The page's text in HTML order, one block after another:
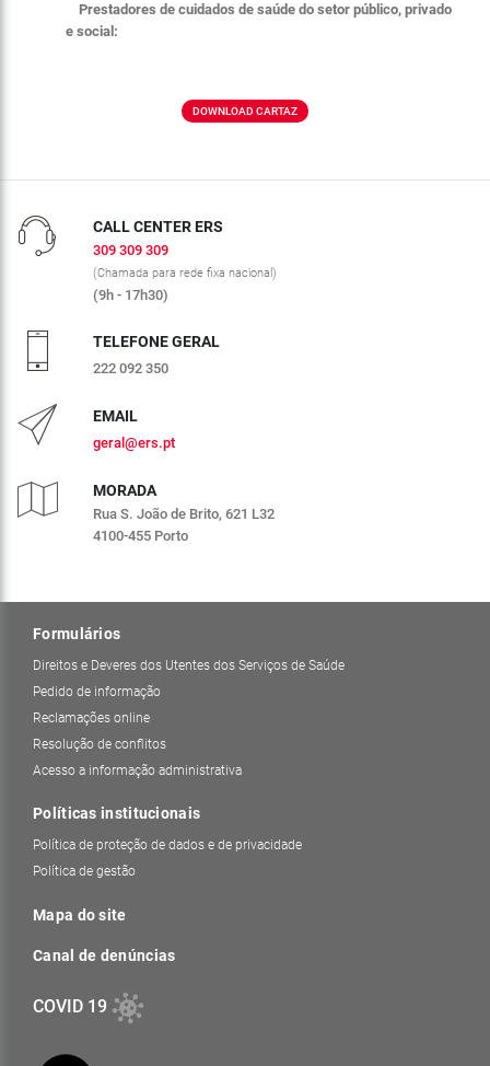
Prestadores de cuidados de saúde do setor público, privado
e social:
DOWNLOAD CARTAZ
CALL CENTER ERS
309 309 309
(Chamada para rede fixa nacional)
(9h - 17h30)
TELEFONE GERAL
222 092 350
EMAIL
geral@ers.pt
MORADA
Rua S. João de Brito, 621 L32
4100-455 Porto
Formulários
Direitos e Deveres dos Utentes dos Serviços de Saúde
Pedido de informação
Reclamações online
Resolução de conflitos
Acesso a informação administrativa
Políticas institucionais
Política de proteção de dados e de privacidade
Política de gestão
Mapa do site
Canal de denúncias
COVID 19